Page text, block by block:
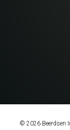
© 2026 Beerdsen